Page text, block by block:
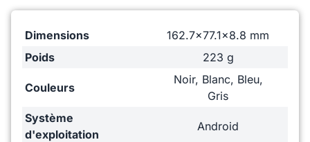
Dimensions
162.7x77.1x8.8 mm
Poids
223 g
Couleurs
Noir, Blanc, Bleu,
Gris
Système
d'exploitation
Android